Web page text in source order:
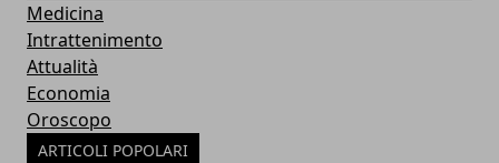
Medicina
Intrattenimento
Attualità
Economia
Oroscopo
ARTICOLI POPOLARI